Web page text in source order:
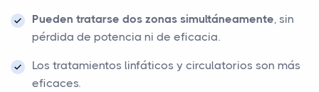
Pueden tratarse dos zonas simultáneamente, sin
pérdida de potencia ni de eficacia.
Los tratamientos linfáticos y circulatorios son más
eficaces.